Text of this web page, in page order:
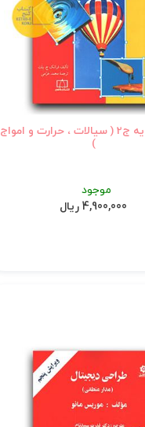
فیزیک پایه ج2 ( سیالات ، حرارت و امواج
)
موجود
4,900,000 ریال